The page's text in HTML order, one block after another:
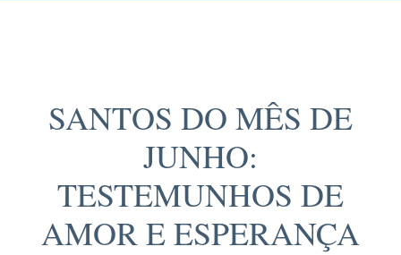
SANTOS DO MÊS DE
JUNHO:
TESTEMUNHOS DE
AMOR E ESPERANÇA